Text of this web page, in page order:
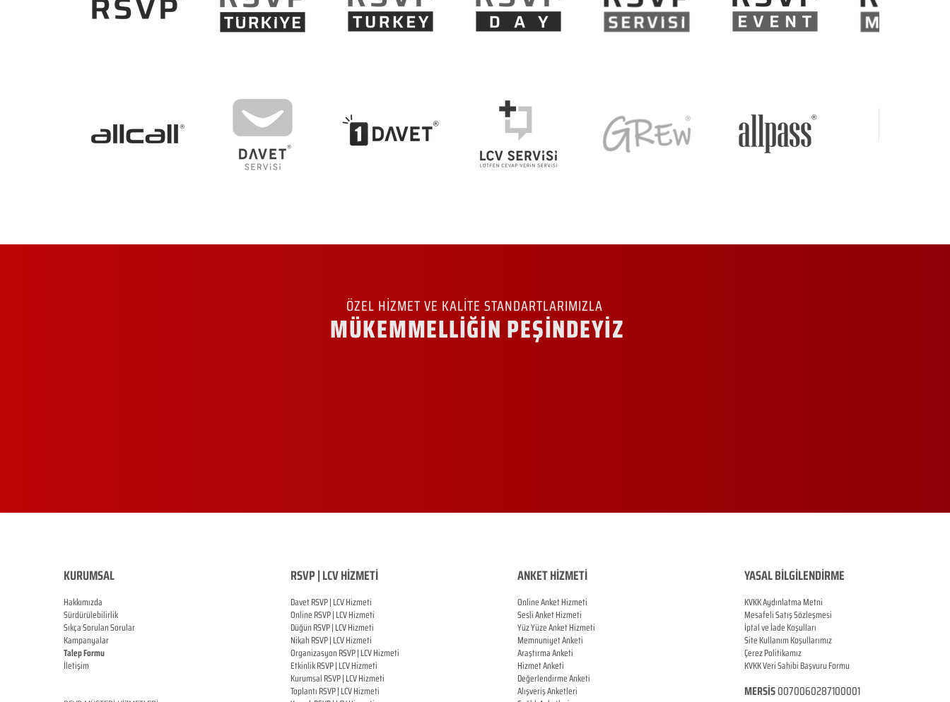
ÖZEL HİZMET VE KALİTE STANDARTLARIMIZLA
MÜKEMMELLİĞİN PEŞİNDEYİZ
KURUMSAL
Hakkımızda
Sürdürülebilirlik
Sıkça Sorulan Sorular
Kampanyalar
Talep Formu
İletişim
RSVP | LCV HİZMETİ
Davet RSVP | LCV Hizmeti
OnlineRSVP |LCV Hizmeti
DüğünRSVP |LCV Hizmeti
NikahRSVP |LCV Hizmeti
OrganizasyonRSVP |LCV Hizmeti
EtkinlikRSVP |LCV Hizmeti
KurumsalRSVP |LCV Hizmeti
ToplantıRSVP |LCV Hizmeti
ANKET HİZMETİ
Online Anket Hizmeti
Sesli Anket Hizmeti
Yüz Yüze Anket Hizmeti
Memnuniyet Anketi
Araştırma Anketi
Hizmet Anketi
Değerlendirme Anketi
Alışveriş Anketleri
YASAL BİLGİLENDİRME
KVKK Aydınlatma Metni
Mesafeli Satış Sözleşmesi
İptal ve İade Koşulları
Site Kullanım Koşullarımız
Çerez Politikamız
KVKK Veri Sahibi Başvuru Formu
MERSİS0070060287100001